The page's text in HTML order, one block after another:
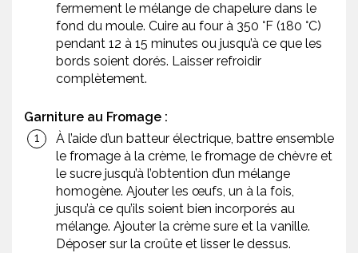
fermement le mélange de chapelure dans le
fond du moule. Cuire au four à 350 °F (180 °C)
pendant 12 à 15 minutes ou jusqu’à ce que les
bords soient dorés. Laisser refroidir
complètement.
Garniture au Fromage :
À l’aide d’un batteur électrique, battre ensemble
le fromage à la crème, le fromage de chèvre et
le sucre jusqu’à l’obtention d’un mélange
homogène. Ajouter les œufs, un à la fois,
jusqu’à ce qu’ils soient bien incorporés au
mélange. Ajouter la crème sure et la vanille.
Déposer sur la croûte et lisser le dessus.